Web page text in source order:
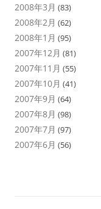
2008年3月 (83)
2008年2月 (62)
2008年1月 (95)
2007年12月 (81)
2007年11月 (55)
2007年10月 (41)
2007年9月 (64)
2007年8月 (98)
2007年7月 (97)
2007年6月 (56)